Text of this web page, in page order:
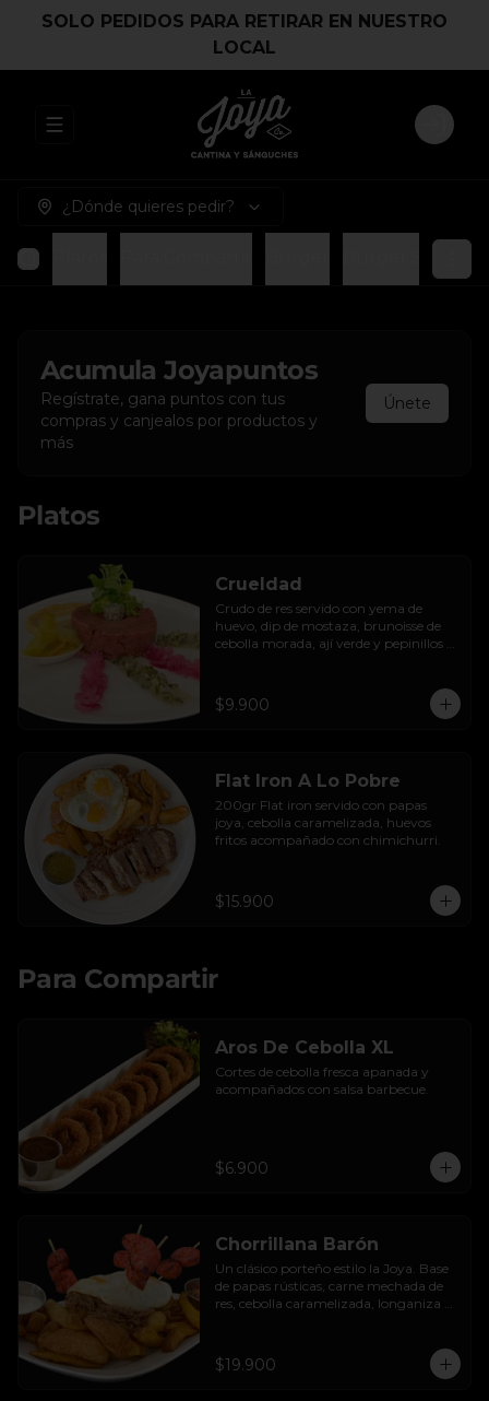
SOLO PEDIDOS PARA RETIRAR EN NUESTRO
LOCAL
Abrir menu de navegación Login
¿Dónde quieres pedir?
AcumulaJoyapuntos
Regístrate, gana puntos con tus
compras y canjealos por productos y
más
Únete
Platos
Crueldad
Crudo de res servido con yema de
huevo, dip de mostaza, brunoisse de
cebolla morada, ají verde y pepinillos
$9.900
Flat Iron A Lo Pobre
200gr Flat iron servido con papas
joya, cebolla caramelizada, huevos
fritos acompañado con chimichurri.
$15.900
Para Compartir
Aros De Cebolla XL
Cortes de cebolla fresca apanada y
acompañados con salsa barbecue.
$6.900
Chorrillana Barón
Un clásico porteño estilo la Joya. Base
de papas rústicas, carne mechada de
res, cebolla caramelizada, longaniza
$19.900